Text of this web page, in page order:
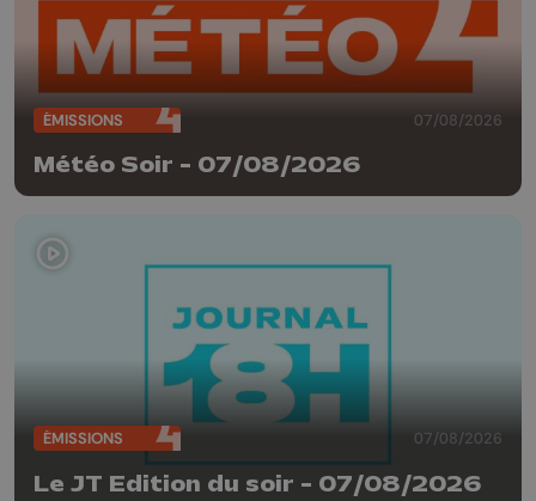
ÉMISSIONS 07/08/2026
Météo Soir - 07/08/2026
ÉMISSIONS 07/08/2026
Le JT Edition du soir - 07/08/2026